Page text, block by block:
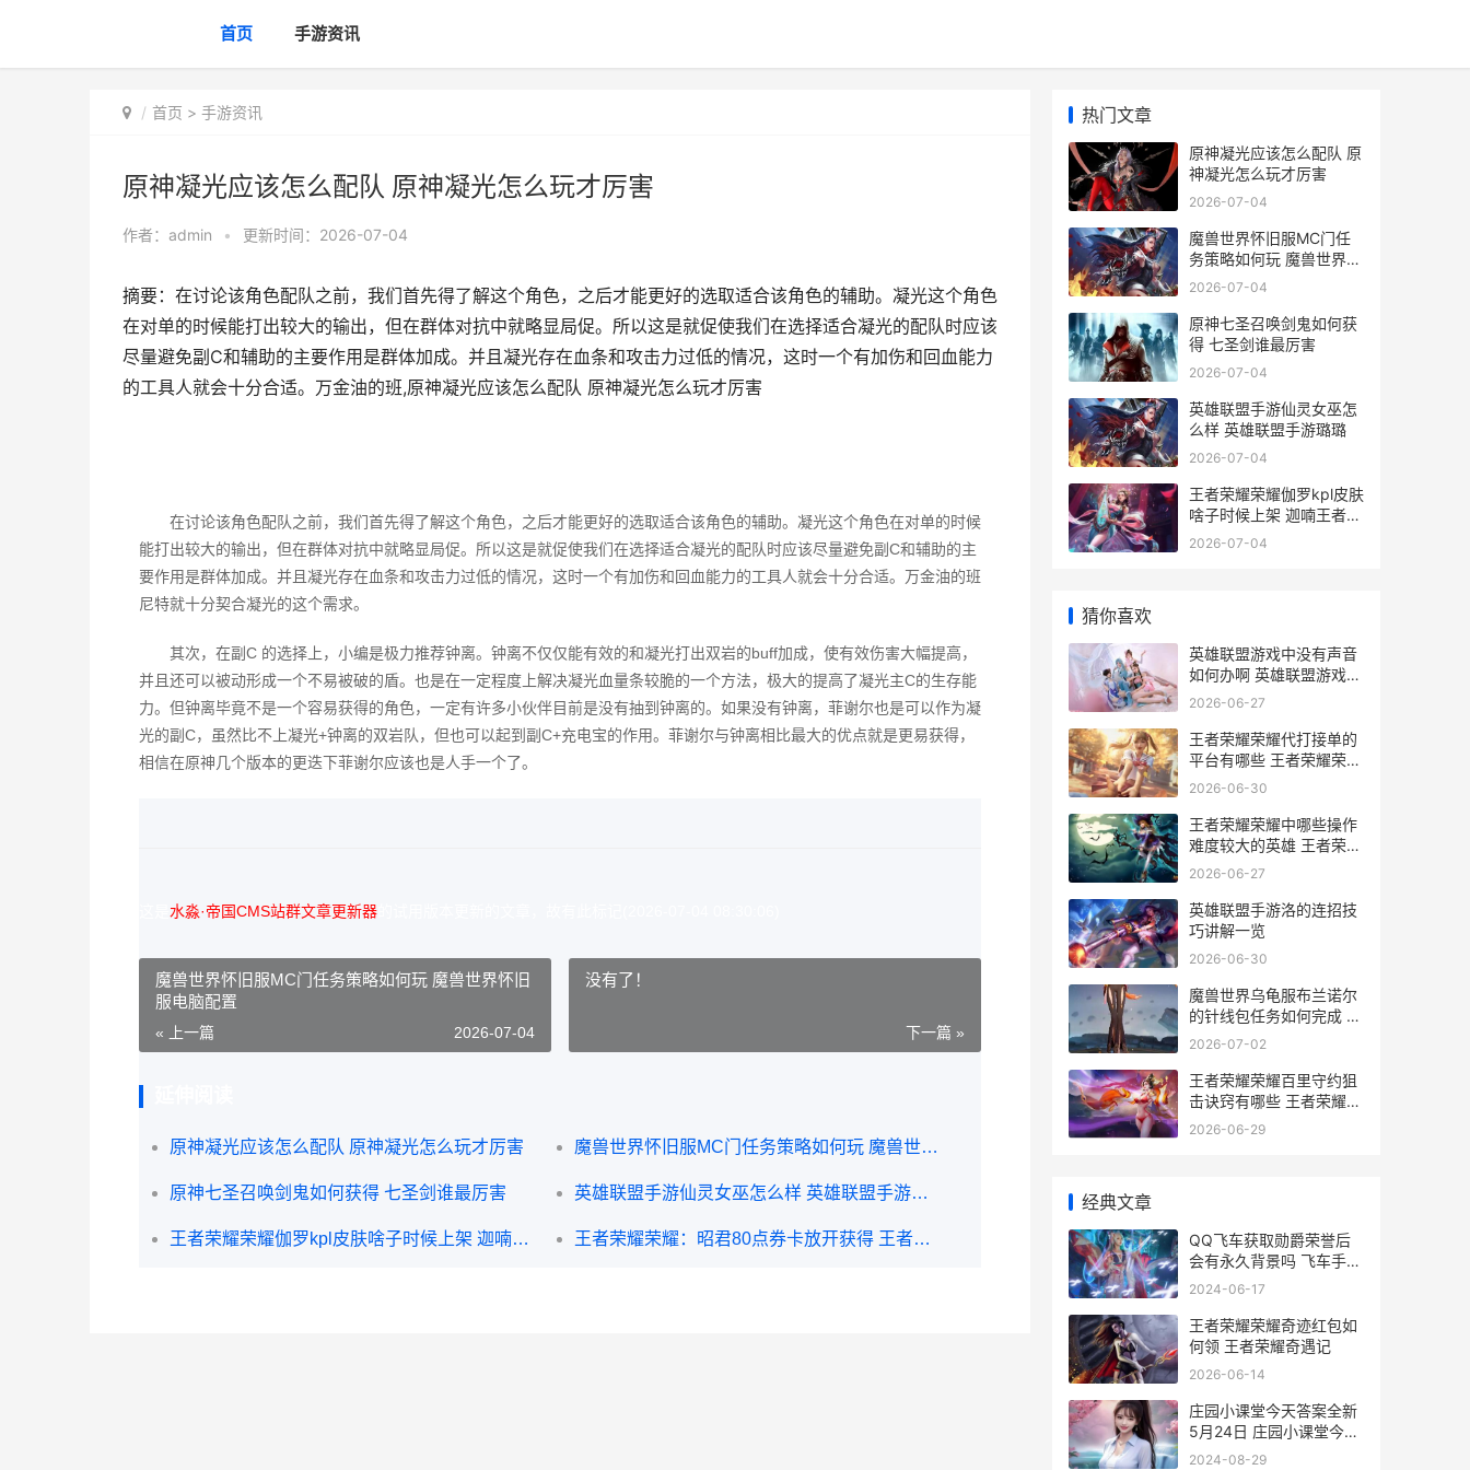
首页 手游资讯
首页 > 手游资讯
原神凝光应该怎么配队 原神凝光怎么玩才厉害
作者： admin • 更新时间：2026-07-04
摘要：在讨论该角色配队之前，我们首先得了解这个角色，之后才能更好的选取适合该角色的辅助。凝光这个角色
在对单的时候能打出较大的输出，但在群体对抗中就略显局促。所以这是就促使我们在选择适合凝光的配队时应该
尽量避免副C和辅助的主要作用是群体加成。并且凝光存在血条和攻击力过低的情况，这时一个有加伤和回血能力
的工具人就会十分合适。万金油的班,原神凝光应该怎么配队 原神凝光怎么玩才厉害
在讨论该角色配队之前，我们首先得了解这个角色，之后才能更好的选取适合该角色的辅助。凝光这个角色在对单的时候
能打出较大的输出，但在群体对抗中就略显局促。所以这是就促使我们在选择适合凝光的配队时应该尽量避免副C和辅助的主
要作用是群体加成。并且凝光存在血条和攻击力过低的情况，这时一个有加伤和回血能力的工具人就会十分合适。万金油的班
尼特就十分契合凝光的这个需求。
其次，在副C 的选择上，小编是极力推荐钟离。钟离不仅仅能有效的和凝光打出双岩的buff加成，使有效伤害大幅提高，
并且还可以被动形成一个不易被破的盾。也是在一定程度上解决凝光血量条较脆的一个方法，极大的提高了凝光主C的生存能
力。但钟离毕竟不是一个容易获得的角色，一定有许多小伙伴目前是没有抽到钟离的。如果没有钟离，菲谢尔也是可以作为凝
光的副C，虽然比不上凝光+钟离的双岩队，但也可以起到副C+充电宝的作用。菲谢尔与钟离相比最大的优点就是更易获得，
相信在原神几个版本的更迭下菲谢尔应该也是人手一个了。
水淼·帝国CMS站群文章更新器
魔兽世界怀旧服MC门任务策略如何玩 魔兽世界怀旧
服电脑配置
« 上一篇 2026-07-04
没有了！
下一篇 »
原神凝光应该怎么配队 原神凝光怎么玩才厉害 魔兽世界怀旧服MC门任务策略如何玩 魔兽世界怀旧服电脑配置
原神七圣召唤剑鬼如何获得 七圣剑谁最厉害 英雄联盟手游仙灵女巫怎么样 英雄联盟手游璐璐
王者荣耀荣耀伽罗kpl皮肤啥子时候上架 迦喃王者荣耀 王者荣耀荣耀：昭君80点券卡放开获得 王者荣耀荣耀水晶多少次必出
热门文章
原神凝光应该怎么配队 原
神凝光怎么玩才厉害
2026-07-04
魔兽世界怀旧服MC门任
务策略如何玩 魔兽世界怀
旧服电脑配置
2026-07-04
原神七圣召唤剑鬼如何获
得 七圣剑谁最厉害
2026-07-04
英雄联盟手游仙灵女巫怎
么样 英雄联盟手游璐璐
2026-07-04
王者荣耀荣耀伽罗kpl皮肤
啥子时候上架 迦喃王者荣
耀
2026-07-04
猜你喜欢
英雄联盟游戏中没有声音
如何办啊 英雄联盟游戏中
怎么回复好友私聊
2026-06-27
王者荣耀荣耀代打接单的
平台有哪些 王者荣耀荣耀
代言人和品牌代言人
2026-06-30
王者荣耀荣耀中哪些操作
难度较大的英雄 王者荣耀
荣耀中国节联动宣传图官
2026-06-27
英雄联盟手游洛的连招技
巧讲解一览
2026-06-30
魔兽世界乌龟服布兰诺尔
的针线包任务如何完成 魔
兽世界乌龟服艾露恩之镰
2026-07-02
王者荣耀荣耀百里守约狙
击诀窍有哪些 王者荣耀荣
耀百星图
2026-06-29
经典文章
QQ飞车获取勋爵荣誉后
会有永久背景吗 飞车手游
勋爵需要多少荣誉
2024-06-17
王者荣耀荣耀奇迹红包如
何领 王者荣耀奇遇记
2026-06-14
庄园小课堂今天答案全新
5月24日 庄园小课堂今天
答案最新2024.8.27
2024-08-29